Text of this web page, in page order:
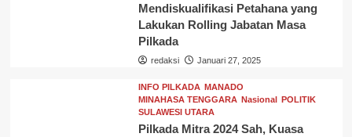
Mendiskualifikasi Petahana yang
Lakukan Rolling Jabatan Masa
Pilkada
redaksi Januari 27, 2025
INFO PILKADA MANADO
MINAHASA TENGGARA Nasional POLITIK
SULAWESI UTARA
Pilkada Mitra 2024 Sah, Kuasa